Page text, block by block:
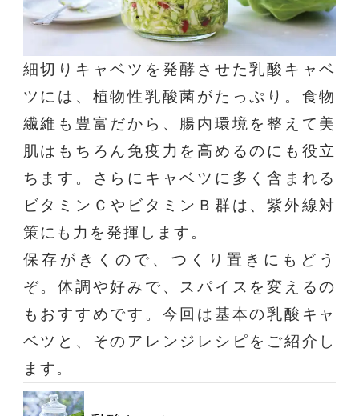
細切りキャベツを発酵させた乳酸キャベ
ツには、植物性乳酸菌がたっぷり。食物
繊維も豊富だから、腸内環境を整えて美
肌はもちろん免疫力を高めるのにも役立
ちます。さらにキャベツに多く含まれる
ビタミンＣやビタミンＢ群は、紫外線対
策にも力を発揮します。
保存がきくので、つくり置きにもどう
ぞ。体調や好みで、スパイスを変えるの
もおすすめです。今回は基本の乳酸キャ
ベツと、そのアレンジレシピをご紹介し
ます。